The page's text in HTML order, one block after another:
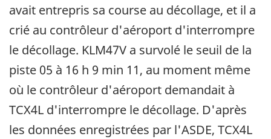
avait entrepris sa course au décollage, et il a
crié au contrôleur d'aéroport d'interrompre
le décollage. KLM47V a survolé le seuil de la
piste 05 à 16 h 9 min 11, au moment même
où le contrôleur d'aéroport demandait à
TCX4L d'interrompre le décollage. D'après
les données enregistrées par l'ASDE, TCX4L